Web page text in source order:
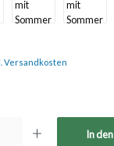
Versandkosten
In